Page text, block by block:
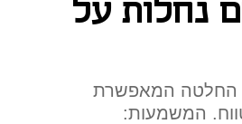
נחלות על
החלטה המאפשרת
המשמעות: